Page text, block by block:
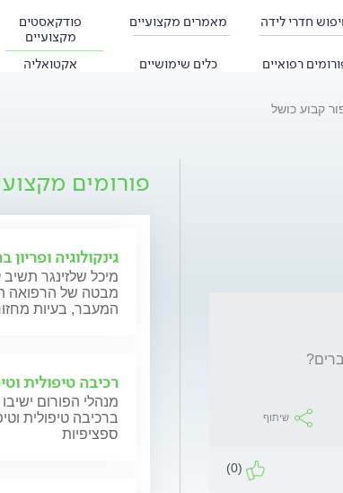
חדרי לידה מאמרים מקצועיים
פודקאסטים
מקצועיים
רפואיים כלים שימושיים אקטואליה
קבוע כושל
שיתוף
(0)
פורומים
גינקולוגיה ופריון
מיכל שלזינגר תשיב
מבטה של הרפואה
המעבר, בעיות
רכיבה טיפולית
מנהלי הפורום
ברכיבה טיפולית
ספציפיות